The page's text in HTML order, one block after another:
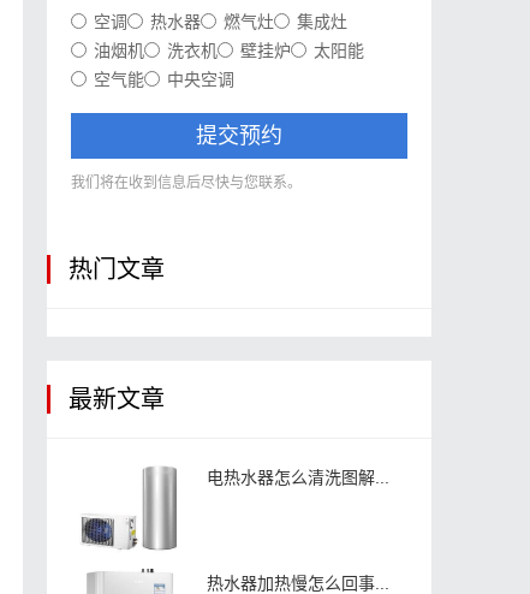
空调 热水器 燃气灶
集成灶
油烟机
洗衣机 壁挂炉
太阳能
空气能
中央空调
提交预约
我们将在收到信息后尽快与您联系。
热门文章
最新文章
电热水器怎么清洗图解...
热水器加热慢怎么回事...